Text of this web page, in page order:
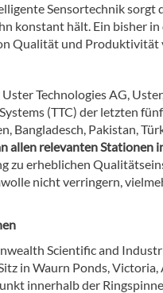
Sensortechnik sorgt
konstant hält. Ein bisher
Qualität und
Technologies AG,
(TTC) der letzten
Bangladesch, Pakistan,
allen relevanten Stationen
zu erheblichen
nicht verringern,
Scientific and
in Waurn Ponds,
innerhalb der